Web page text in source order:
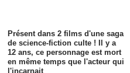
Présent dans 2 films d'une saga
de science-fiction culte ! Il y a
12 ans, ce personnage est mort
en même temps que l'acteur qui
l'incarnait